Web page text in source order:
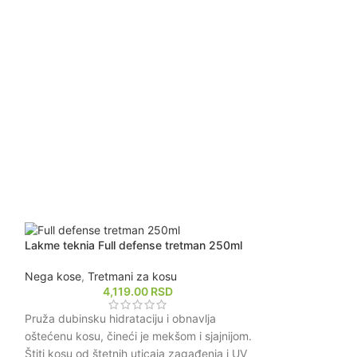
Lakme teknia Full defense tretman 250ml
Nega kose, Tretmani za kosu
4,119.00 RSD
Pruža dubinsku hidrataciju i obnavlja
oštećenu kosu, čineći je mekšom i sjajnijom.
Štiti kosu od štetnih uticaja zagađenja i UV